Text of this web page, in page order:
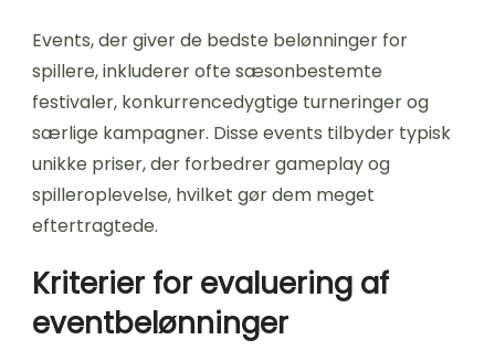
Events, der giver de bedste belønninger for
spillere, inkluderer ofte sæsonbestemte
festivaler, konkurrencedygtige turneringer og
særlige kampagner. Disse events tilbyder typisk
unikke priser, der forbedrer gameplay og
spilleroplevelse, hvilket gør dem meget
eftertragtede.
Kriterier for evaluering af
eventbelønninger